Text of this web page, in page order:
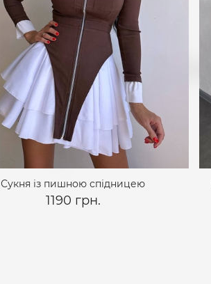
Сукня із пишною спідницею
1190 грн.